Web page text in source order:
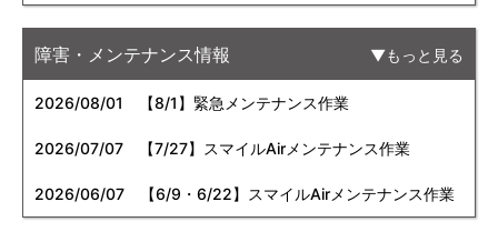
障害・メンテナンス情報 もっと見る
2026/08/01 【8/1】緊急メンテナンス作業
2026/07/07 【7/27】スマイルAirメンテナンス作業
2026/06/07 【6/9・6/22】スマイルAirメンテナンス作業